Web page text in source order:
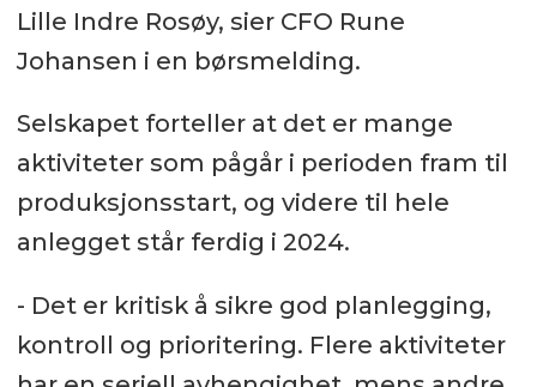
Lille Indre Rosøy, sier CFO Rune
Johansen i en børsmelding.
Selskapet forteller at det er mange
aktiviteter som pågår i perioden fram til
produksjonsstart, og videre til hele
anlegget står ferdig i 2024.
- Det er kritisk å sikre god planlegging,
kontroll og prioritering. Flere aktiviteter